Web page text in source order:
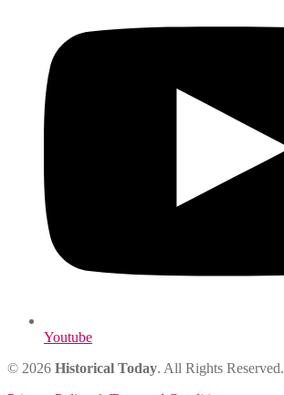
Youtube
© 2026 Historical Today. All Rights Reserved.